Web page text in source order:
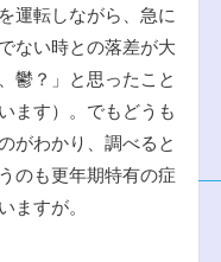
運転しながら、急に
ない時との落差が大
鬱？」と思ったこと
ます）。でもどうも
がわかり、調べると
のも更年期特有の症
ますが。